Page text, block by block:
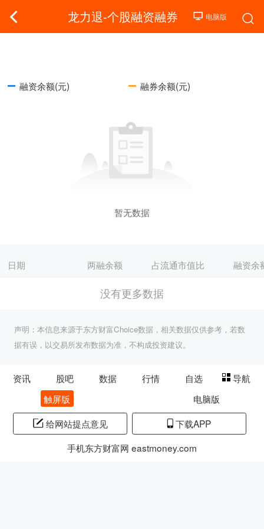
龙力退-个股融资融券
融资余额(元) 融券余额(元)
暂无数据
日期 两融余额 占流通市值比 融资余
没有更多数据
声明：本信息来源于东方财富Choice数据，相关数据仅供参考，若数
据有误，以交易所发布数据为准，不构成投资建议。
资讯 股吧 数据 行情 自选
导航
触屏版
电脑版
给网站提点意见
下载APP
手机东方财富网 eastmoney.com